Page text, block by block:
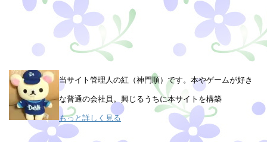
当サイト管理人の紅（神門順）です。本やゲームが好き
な普通の会社員。興じるうちに本サイトを構築
もっと詳しく見る